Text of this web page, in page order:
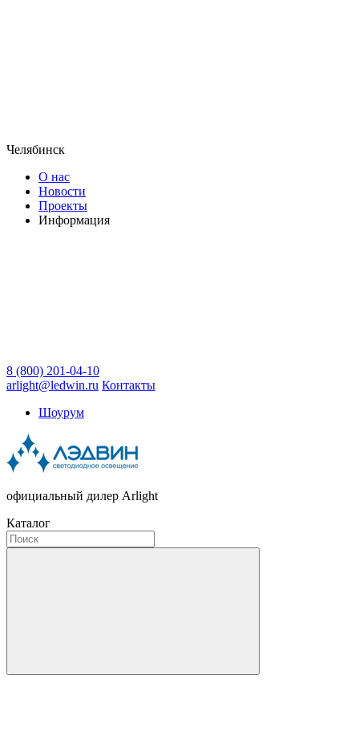
Челябинск
О нас
Новости
Проекты
Информация
8 (800) 201-04-10
arlight@ledwin.ru Контакты
Шоурум
официальный дилер Arlight
Каталог